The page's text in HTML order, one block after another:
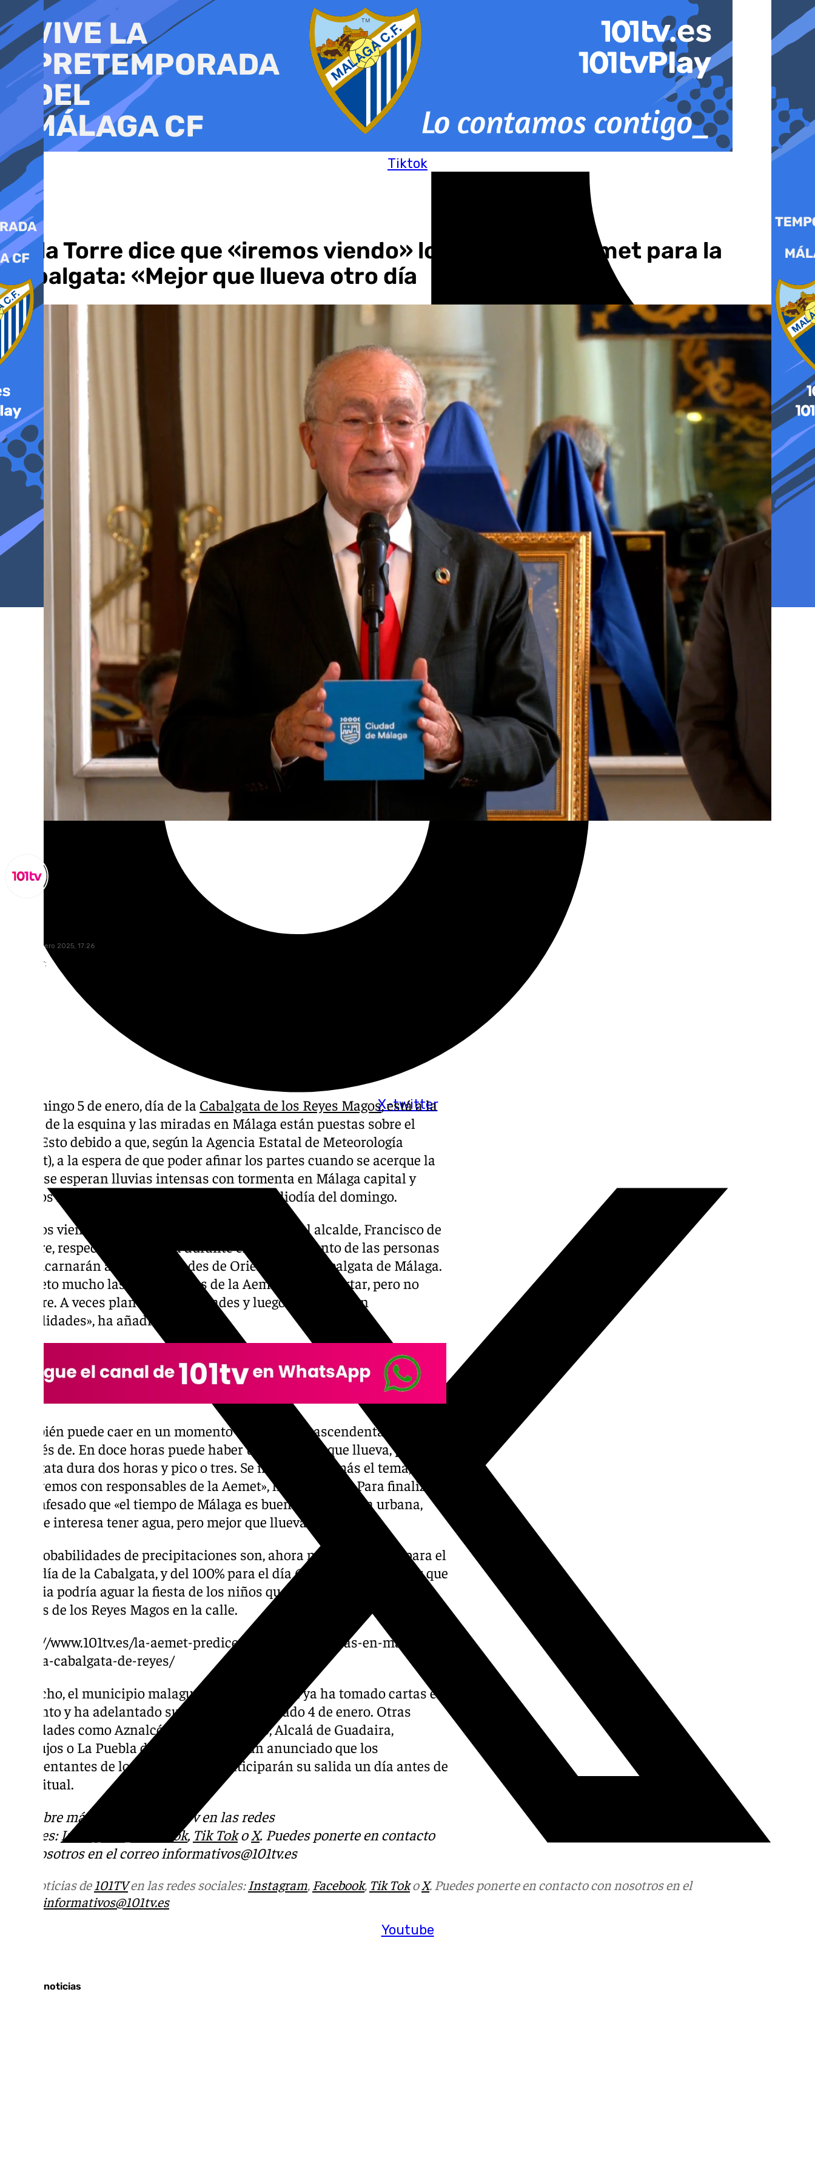
al
contenido
Tiktok
X-twitter
Youtube
De la Torre dice que «iremos viendo» los partes de Aemet para la
Cabalgata: «Mejor que llueva otro día
jueves, 2 enero 2025, 17:26
Compartir:
El domingo 5 de enero, día de la Cabalgata de los Reyes Magos, está a la
vuelta de la esquina y las miradas en Málaga están puestas sobre el
cielo. Esto debido a que, según la Agencia Estatal de Meteorología
(Aemet), a la espera de que poder afinar los partes cuando se acerque la
fecha, se esperan lluvias intensas con tormenta en Málaga capital y
algunos municipios cercanos a partir del mediodía del domingo.
«Iremos viendo cómo evoluciona», ha expresado el alcalde, Francisco de
la Torre, respecto a este tema durante el nombramiento de las personas
que encarnarán a Sus Majestades de Oriente en la Cabalgata de Málaga.
«Respeto mucho las predicciones de la Aemet. Suele acertar, pero no
siempre. A veces plantea posibilidades y luego se quedan en
posibilidades», ha añadido.
«También puede caer en un momento que no sea trascendental, antes o
después de. En doce horas puede haber un momento que llueva, pero la
cabalgata dura dos horas y pico o tres. Se irá afinando más el tema,
hablaremos con responsables de la Aemet», ha explicado. Para finalizar,
ha confesado que «el tiempo de Málaga es bueno para la vida urbana,
aunque interesa tener agua, pero mejor que llueva otro día».
Las probabilidades de precipitaciones son, ahora mismo, del 90% para el
día 5, día de la Cabalgata, y del 100% para el día 6. Lo que quiere decir que
la lluvia podría aguar la fiesta de los niños que quieran estrenar los
regalos de los Reyes Magos en la calle.
https://www.101tv.es/la-aemet-predice-lluvia-y-tormentas-en-malaga-
para-la-cabalgata-de-reyes/
De hecho, el municipio malagueño de Antequera ya ha tomado cartas en
el asunto y ha adelantado su Cabalgata al sábado 4 de enero. Otras
localidades como Aznalcóllar, Coria del Río, Alcalá de Guadaira,
Bormujos o La Puebla del Río también han anunciado que los
representantes de los Reyes Magos anticiparán su salida un día antes de
lo habitual.
Descubre más noticias de 101Tv en las redes
sociales: Instagram Facebook, Tik Toko X. Puedes ponerte en contacto
con nosotros en el correo informativos@101tv.es
Más noticias de 101TVen las redes sociales: Instagram, Facebook, Tik TokoX. Puedes ponerte en contacto con nosotros en el
informativos@101tv.es
Últimas noticias